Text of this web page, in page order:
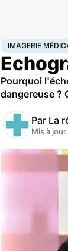
AccueilSanté
IMAGERIE
Pourquoi
dangereuse ?
Par La
Mis à jour